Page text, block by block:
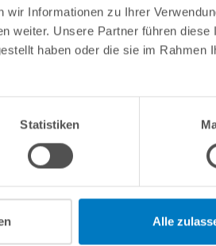
Informationen zu Ihrer
weiter. Unsere Partner führen diese
haben oder die sie im Rahmen
Statistiken
Alle
gewaschen, scharfkantig.
Rechtliche Informationen